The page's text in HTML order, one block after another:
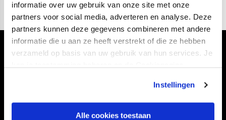
informatie over uw gebruik van onze site met onze
partners voor social media, adverteren en analyse. Deze
partners kunnen deze gegevens combineren met andere
informatie die u aan ze heeft verstrekt of die ze hebben
verzameld op basis van uw gebruik van hun services. Je
Instellingen
Alle cookies toestaan
Volg ons ook via